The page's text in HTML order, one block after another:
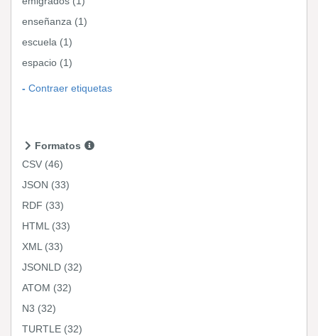
enseñanza (1)
escuela (1)
espacio (1)
Contraer etiquetas
Formatos
CSV (46)
JSON (33)
RDF (33)
HTML (33)
XML (33)
JSONLD (32)
ATOM (32)
N3 (32)
TURTLE (32)